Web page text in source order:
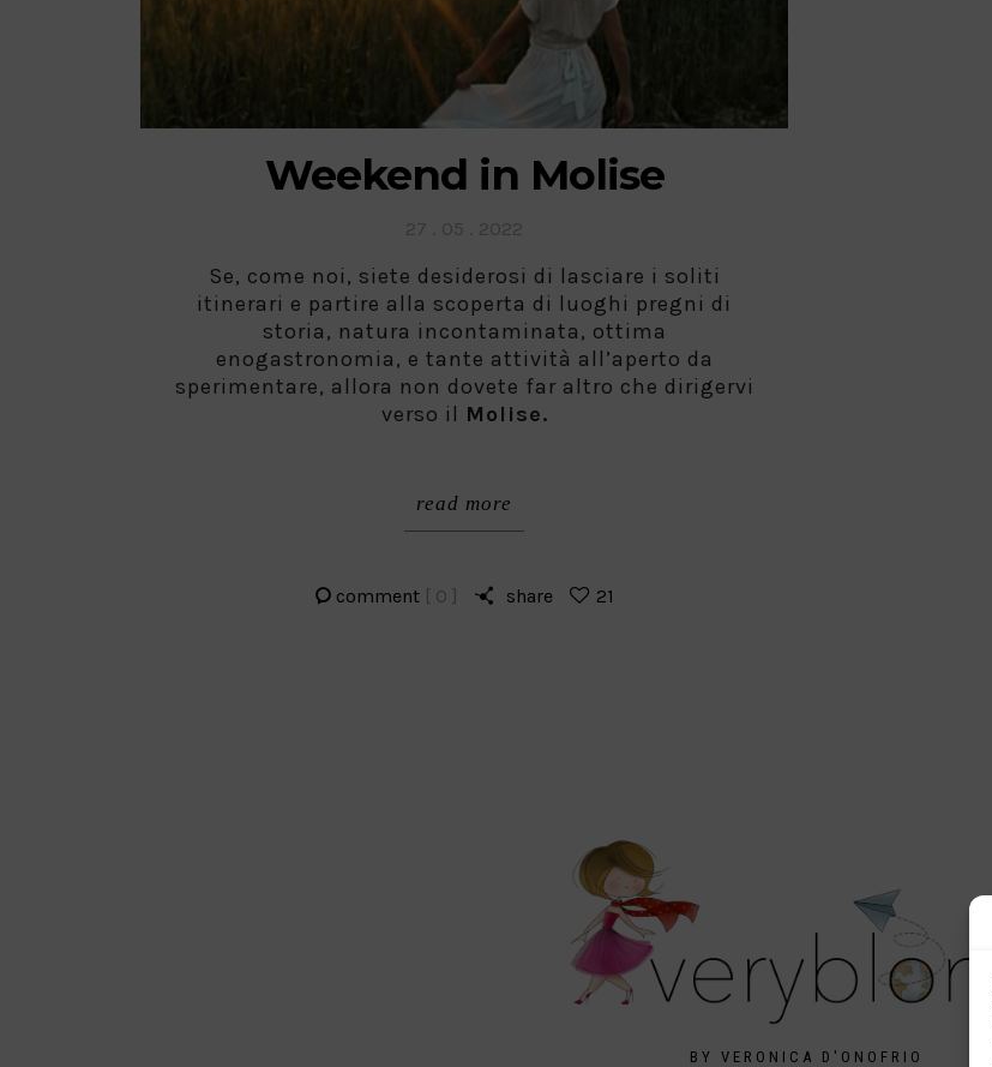
Weekend in Molise
Se, come noi, siete desiderosi di lasciare i soliti
itinerari e partire alla scoperta di luoghi pregni di
storia, natura incontaminata, ottima
enogastronomia, e tante attività all’aperto da
sperimentare, allora non dovete far altro che dirigervi
verso il Molise.
read more
comment [ 0 ] share 21
BY VERONICA D'ONOFRIO